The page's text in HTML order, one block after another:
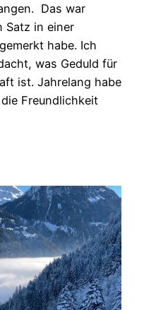
Das war
Satz in einer
habe. Ich
was Geduld für
ist. Jahrelang habe
Freundlichkeit